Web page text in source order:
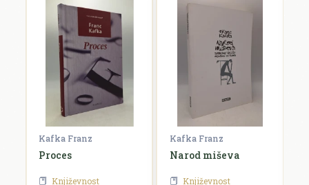
E-mail se ne prikazuje javno.
Ocjena *
Komentar *
Kafka Franz
Proces
Književnost
Kafka Franz
Narod miševa
Književnost